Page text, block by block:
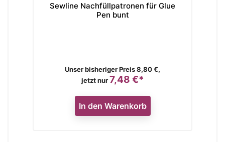
Sewline Nachfüllpatronen für Glue
Pen bunt
Verkaufspreis
Unser bisheriger Preis 8,80 €,
jetzt nur Preis
7,48 €*
In den Warenkorb